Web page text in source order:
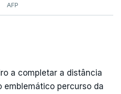
AFP
a completar a distância
emblemático percurso da